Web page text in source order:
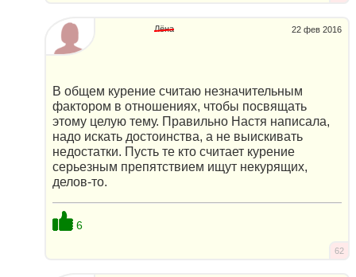
22 фев 2016
Лёна
В общем курение считаю незначительным
фактором в отношениях, чтобы посвящать
этому целую тему. Правильно Настя написала,
надо искать достоинства, а не выискивать
недостатки. Пусть те кто считает курение
серьезным препятствием ищут некурящих,
делов-то.
6
62